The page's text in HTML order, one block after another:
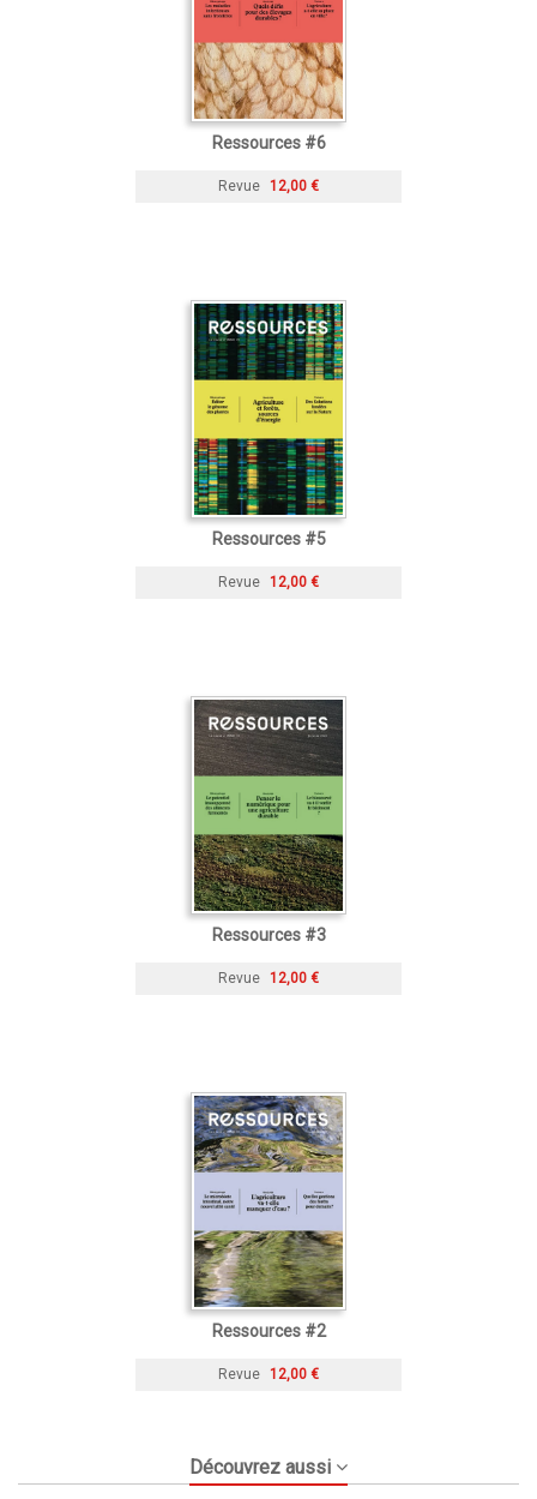
Ressources #6
Revue 12,00 €
Ressources #5
Revue 12,00 €
Ressources #3
Revue 12,00 €
Ressources #2
Revue 12,00 €
Découvrez aussi